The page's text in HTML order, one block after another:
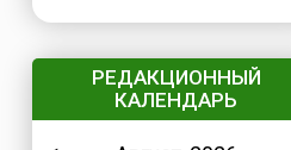
РЕДАКЦИОННЫЙ
КАЛЕНДАРЬ